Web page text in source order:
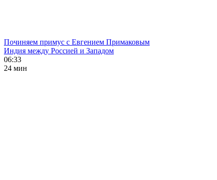
Починяем примус с Евгением Примаковым
Индия между Россией и Западом
06:33
24 мин